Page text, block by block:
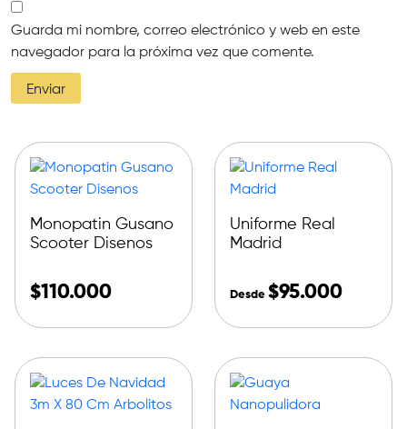
Guarda mi nombre, correo electrónico y web en este
navegador para la próxima vez que comente.
Monopatin Gusano
Scooter Disenos
$110.000
Uniforme Real
Madrid
Desde$95.000